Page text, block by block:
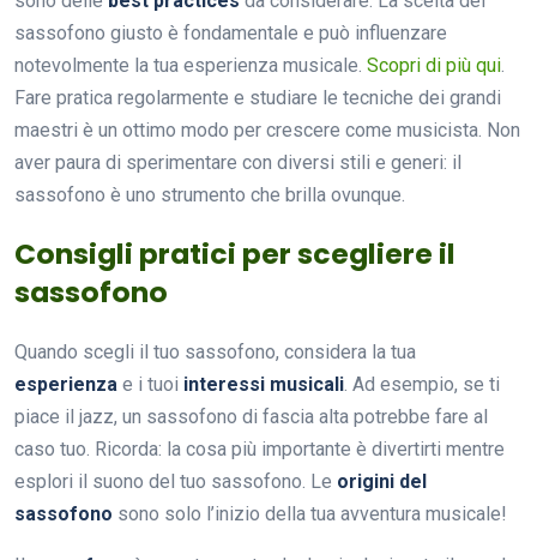
sassofono giusto è fondamentale e può influenzare
notevolmente la tua esperienza musicale. Scopri di più qui.
Fare pratica regolarmente e studiare le tecniche dei grandi
maestri è un ottimo modo per crescere come musicista. Non
aver paura di sperimentare con diversi stili e generi: il
sassofono è uno strumento che brilla ovunque.
Consigli pratici per scegliere il
sassofono
Quando scegli il tuo sassofono, considera la tua
esperienza e i tuoi interessi musicali. Ad esempio, se ti
piace il jazz, un sassofono di fascia alta potrebbe fare al
caso tuo. Ricorda: la cosa più importante è divertirti mentre
esplori il suono del tuo sassofono. Le origini del
sassofono sono solo l’inizio della tua avventura musicale!